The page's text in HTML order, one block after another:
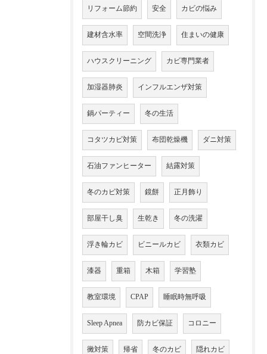
リフォーム節約 安全 カビの悩み
建材含水率 空間洗浄 住まいの健康
ハウスクリーニング カビ専門業者
加湿器肺炎 インフルエンザ対策
鍋パーティー 冬の生活
コタツカビ対策 布団乾燥機 ダニ対策
石油ファンヒーター 結露対策
冬のカビ対策 鏡餅 正月飾り
部屋干し臭 生乾き 冬の洗濯
浮き輪カビ ビニールカビ 衣類カビ
漆器 重箱 木箱 学習塾
教室環境 CPAP 睡眠時無呼吸
Sleep Apnea 防カビ保証 コロニー
黴対策 帰省 冬のカビ 隠れカビ